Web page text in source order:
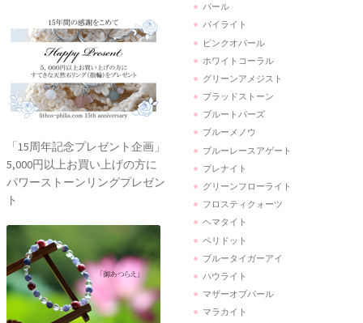
「15周年記念プレゼント企画」
5,000円以上お買い上げの方に
パワーストーンリングプレゼン
ト
パール
パイライト
ピンクオパール
ホワイトコーラル
グリーンアメジスト
ブラッドストーン
ブルートパーズ
ブルーメノウ
ブルーレースアゲート
プレナイト
グリーンフローライト
フロスティクォーツ
ヘマタイト
ペリドット
ブルータイガーアイ
ハウライト
マザーオブパール
マラカイト